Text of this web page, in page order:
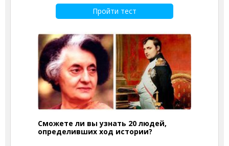
Пройти тест
Сможете ли вы узнать 20 людей,
определивших ход истории?